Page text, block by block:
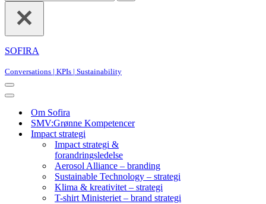
for...
SOFIRA
Conversations | KPIs | Sustainability
Navigation
Menu
Navigation
Om Sofira
SMV:Grønne Kompetencer
Impact strategi
Impact strategi &
forandringsledelse
Aerosol Alliance – branding
Sustainable Technology – strategi
Klima & kreativitet – strategi
T-shirt Ministeriet – brand strategi